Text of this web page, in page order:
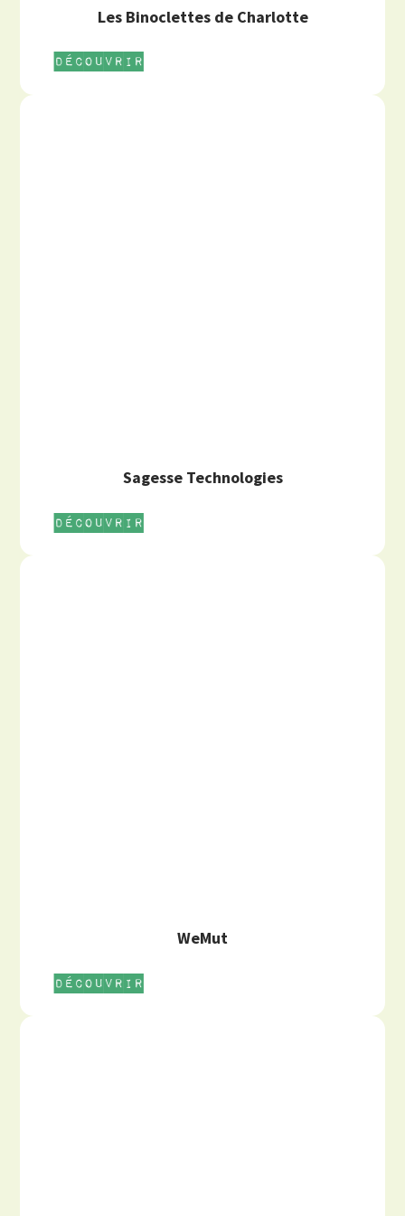
Les Binoclettes de Charlotte
Découvrir
Sagesse Technologies
Découvrir
WeMut
Découvrir